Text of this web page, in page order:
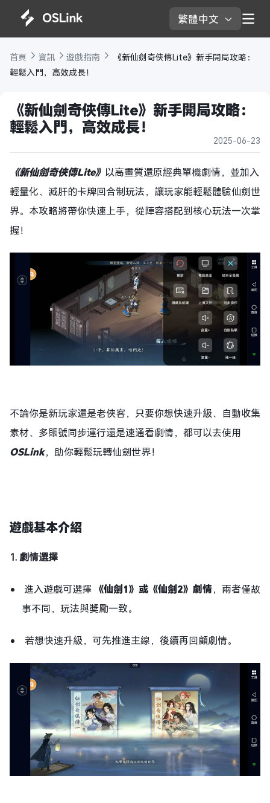
繁體中文
首頁 資訊 遊戲指南
《新仙劍奇俠傳Lite》新手開局攻略：
輕鬆入門，高效成長！
《新仙劍奇俠傳Lite》新手開局攻略：
輕鬆入門，高效成長！
2025-06-23
《新仙劍奇俠傳Lite》 以高畫質還原經典單機劇情，並加入
輕量化、減肝的卡牌回合制玩法，讓玩家能輕鬆體驗仙劍世
界。本攻略將帶你快速上手，從陣容搭配到核心玩法一次掌
握！
不論你是新玩家還是老俠客，只要你想快速升級、自動收集
素材、多賬號同步運行還是速通看劇情，都可以去使用
OSLink，助你輕鬆玩轉仙劍世界！
遊戲基本介紹
1. 劇情選擇
進入遊戲可選擇 《仙劍1》或《仙劍2》劇情，兩者僅故
事不同，玩法與獎勵一致。
若想快速升級，可先推進主線，後續再回顧劇情。